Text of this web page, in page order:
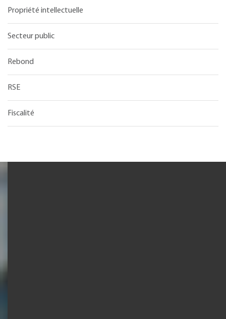
Propriété intellectuelle
Secteur public
Rebond
RSE
Fiscalité